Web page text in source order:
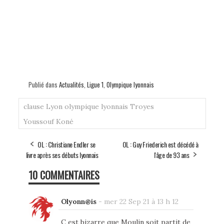
Publié dans Actualités Ligue 1 Olympique lyonnais
clause Lyon olympique lyonnais Troyes
Youssouf Koné
OL : Christiane Endler se
livre après ses débuts lyonnais
OL : Guy Friederich est décédé à
l'âge de 93 ans
10 COMMENTAIRES
Olyonn@is- mer 22 Sep 21 à 13 h 12
C est bizarre que Moulin soit partit de